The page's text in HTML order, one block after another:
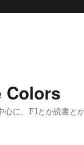
Colors
に、F1とか読書と